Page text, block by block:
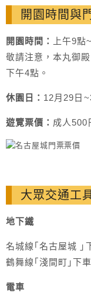
開園時間與
開園時間：
上午9
敬請注意，本丸御
下午4點。
休園日： 12月29日
遊覽票價： 成人500
大眾交通工
地下鐵
名城線｢名古屋城 ｣
鶴舞線｢淺間町｣下
電車